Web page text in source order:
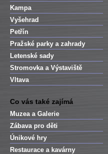
Kampa
Vyšehrad
Petřín
Pražské parky a zahrady
Letenské sady
Stromovka a Výstaviště
Vltava
Co vás také zajímá
Muzea a Galerie
Zábava pro děti
Únikové hry
Restaurace a kavárny